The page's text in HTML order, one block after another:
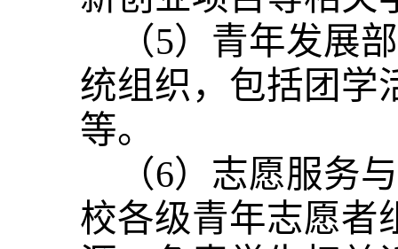
（5）青年发展
统组织，包括团学
等。
（6）志愿服务
校各级青年志愿者